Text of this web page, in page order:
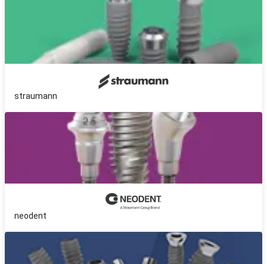
straumann
neodent